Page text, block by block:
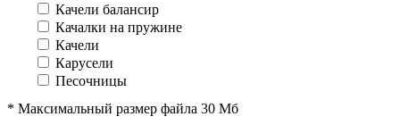
Качели балансир
Качалки на пружине
Качели
Карусели
Песочницы
Домики-беседки
* Максимальный размер файла 30 Мб